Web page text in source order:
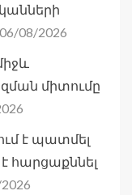
06/08/2026
միտումը
է պատմել
հարցաքննել